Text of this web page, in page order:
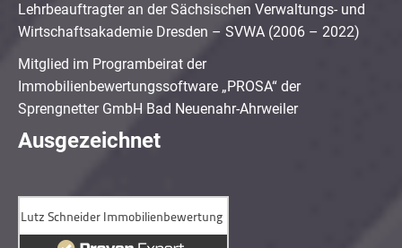
Lehrbeauftragter an der Sächsischen Verwaltungs- und
Wirtschaftsakademie Dresden – SVWA (2006 – 2022)
Mitglied im Programbeirat der
Immobilienbewertungssoftware „PROSA“ der
Sprengnetter GmbH Bad Neuenahr-Ahrweiler
Ausgezeichnet